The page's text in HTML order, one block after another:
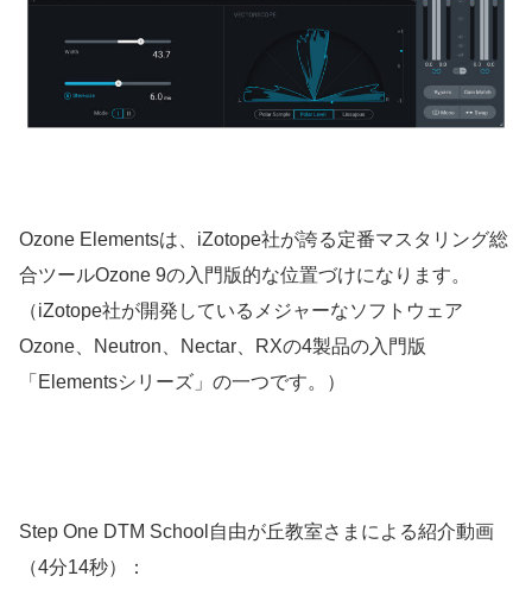
Ozone Elementsは、iZotope社が誇る定番マスタリング総
合ツールOzone 9の入門版的な位置づけになります。
（iZotope社が開発しているメジャーなソフトウェア
Ozone、Neutron、Nectar、RXの4製品の入門版
「Elementsシリーズ」の一つです。）
Step One DTM School自由が丘教室さまによる紹介動画
（4分14秒）：